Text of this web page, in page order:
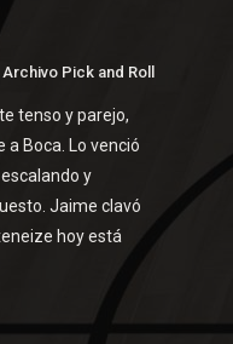
Archivo Pick and Roll
tenso y parejo,
a Boca. Lo venció
y
Jaime clavó
hoy está